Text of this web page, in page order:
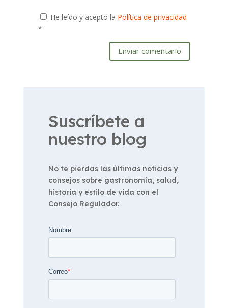
He leído y acepto la Política de privacidad
*
Enviar comentario
Suscríbete a
nuestro blog
No te pierdas las últimas noticias y
consejos sobre gastronomía, salud,
historia y estilo de vida con el
Consejo Regulador.